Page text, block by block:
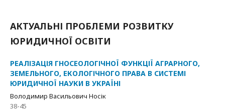
АКТУАЛЬНІ ПРОБЛЕМИ РОЗВИТКУ
ЮРИДИЧНОЇ ОСВІТИ
РЕАЛІЗАЦІЯ ГНОСЕОЛОГІЧНОЇ ФУНКЦІЇ АГРАРНОГО,
ЗЕМЕЛЬНОГО, ЕКОЛОГІЧНОГО ПРАВА В СИСТЕМІ
ЮРИДИЧНОЇ НАУКИ В УКРАЇНІ
Володимир Васильович Носік
38-45